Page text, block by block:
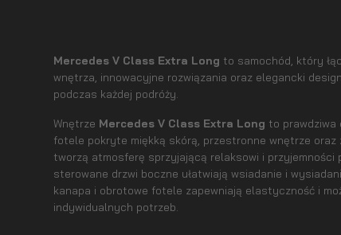
Mercedes V Class Extra Long to samochód, który
wnętrza, innowacyjne rozwiązania oraz elegancki
podczas każdej podróży.
Wnętrze Mercedes V Class Extra Long to prawdziwa
fotele pokryte miękką skórą, przestronne wnętrze
tworzą atmosferę sprzyjającą relaksowi i przyjemności
sterowane drzwi boczne ułatwiają wsiadanie i
kanapa i obrotowe fotele zapewniają elastyczność i
indywidualnych potrzeb.